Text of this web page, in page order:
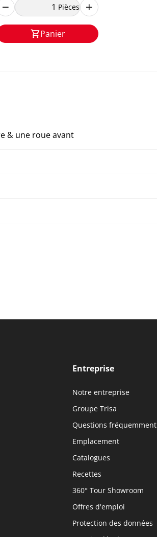
Pièces
Panier
& une roue avant
Entreprise
Notre entreprise
Groupe Trisa
Questions fréquemment
Emplacement
Catalogues
Recettes
360° Tour Showroom
Offres d'emploi
Protection des données